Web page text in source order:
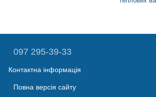
097 295-39-33
Контактна інформація
Повна версія сайту